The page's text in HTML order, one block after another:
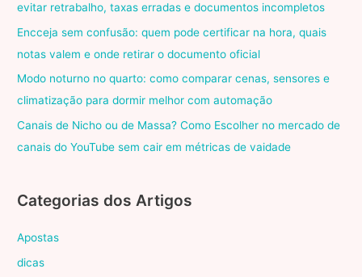
evitar retrabalho, taxas erradas e documentos incompletos
Encceja sem confusão: quem pode certificar na hora, quais
notas valem e onde retirar o documento oficial
Modo noturno no quarto: como comparar cenas, sensores e
climatização para dormir melhor com automação
Canais de Nicho ou de Massa? Como Escolher no mercado de
canais do YouTube sem cair em métricas de vaidade
Categorias dos Artigos
Apostas
dicas